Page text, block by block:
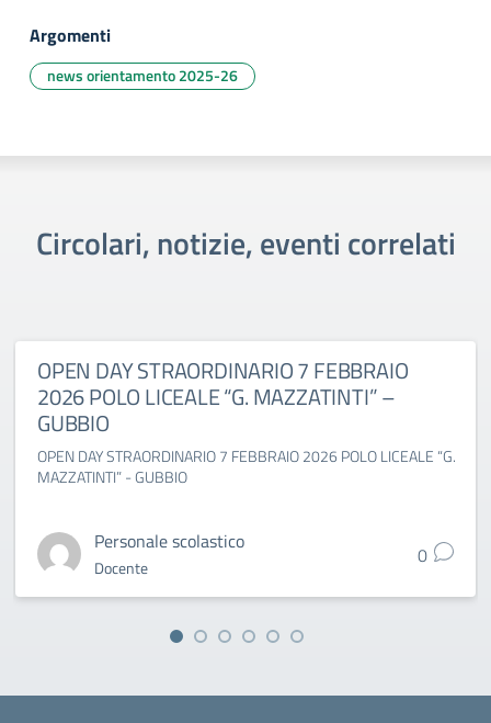
Argomenti
news orientamento 2025-26
Circolari, notizie, eventi correlati
OPEN DAY STRAORDINARIO 7 FEBBRAIO
2026 POLO LICEALE “G. MAZZATINTI” –
GUBBIO
OPEN DAY STRAORDINARIO 7 FEBBRAIO 2026 POLO LICEALE “G.
MAZZATINTI” - GUBBIO
Personale scolastico
Docente 0